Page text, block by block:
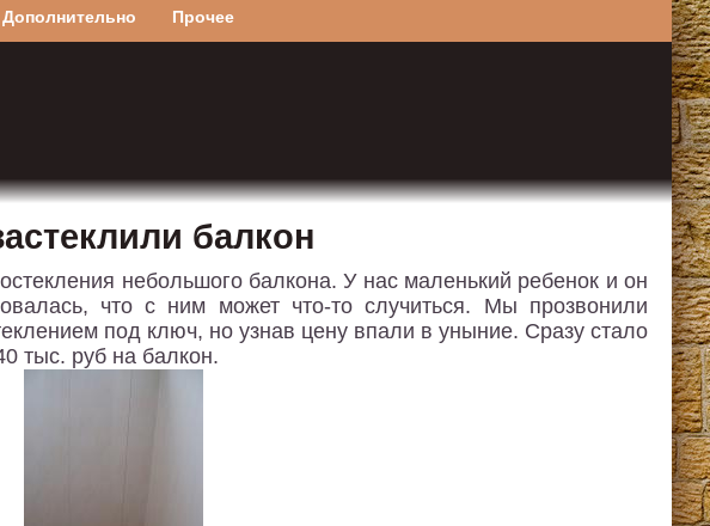
Дополнительно Прочее
балкон
небольшого балкона. У нас маленький ребенок и он
что с ним может что-то случиться. Мы прозвонили
под ключ, но узнав цену впали в уныние. Сразу стало
тыс. руб на балкон.